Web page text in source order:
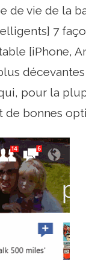
de vie de la
7
[iPhone,
pour la
de bonnes